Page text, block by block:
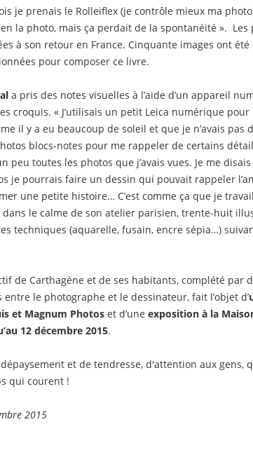
je prenais le Rolleiflex (je contrôle mieux ma
la photo, mais ça perdait de la spontanéité ». Les
à son retour en France. Cinquante images ont été
pour composer ce livre.
a pris des notes visuelles à l’aide d’un appareil
croquis. « J’utilisais un petit Leica numérique
il y a eu beaucoup de soleil et que je n’avais pas
blocs-notes pour me rappeler de certains
peu toutes les photos que j’avais vues. Je me disais
je pourrais faire un dessin qui pouvait rappeler
une petite histoire… C’est comme ça que je
dans le calme de son atelier parisien, trente-huit
techniques (aquarelle, fusain, encre sépia…)
de Carthagène et de ses habitants, complété par
le photographe et le dessinateur, fait l’objet d’
et Magnum Photos et d’une exposition à la
12 décembre 2015.
et de tendresse, d'attention aux gens,
qui courent !
2015